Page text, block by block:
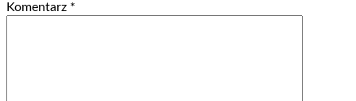
Komentarz *